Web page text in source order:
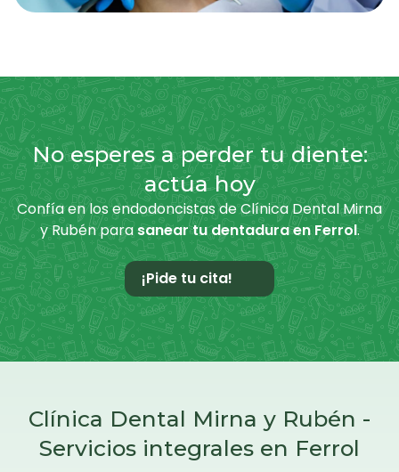
No esperes a perder tu diente:
actúa hoy
Confía en los endodoncistas de Clínica Dental Mirna
y Rubén parasanear tu dentadura en Ferrol.
¡Pide tu cita!
Clínica Dental Mirna y Rubén -
Servicios integrales en Ferrol